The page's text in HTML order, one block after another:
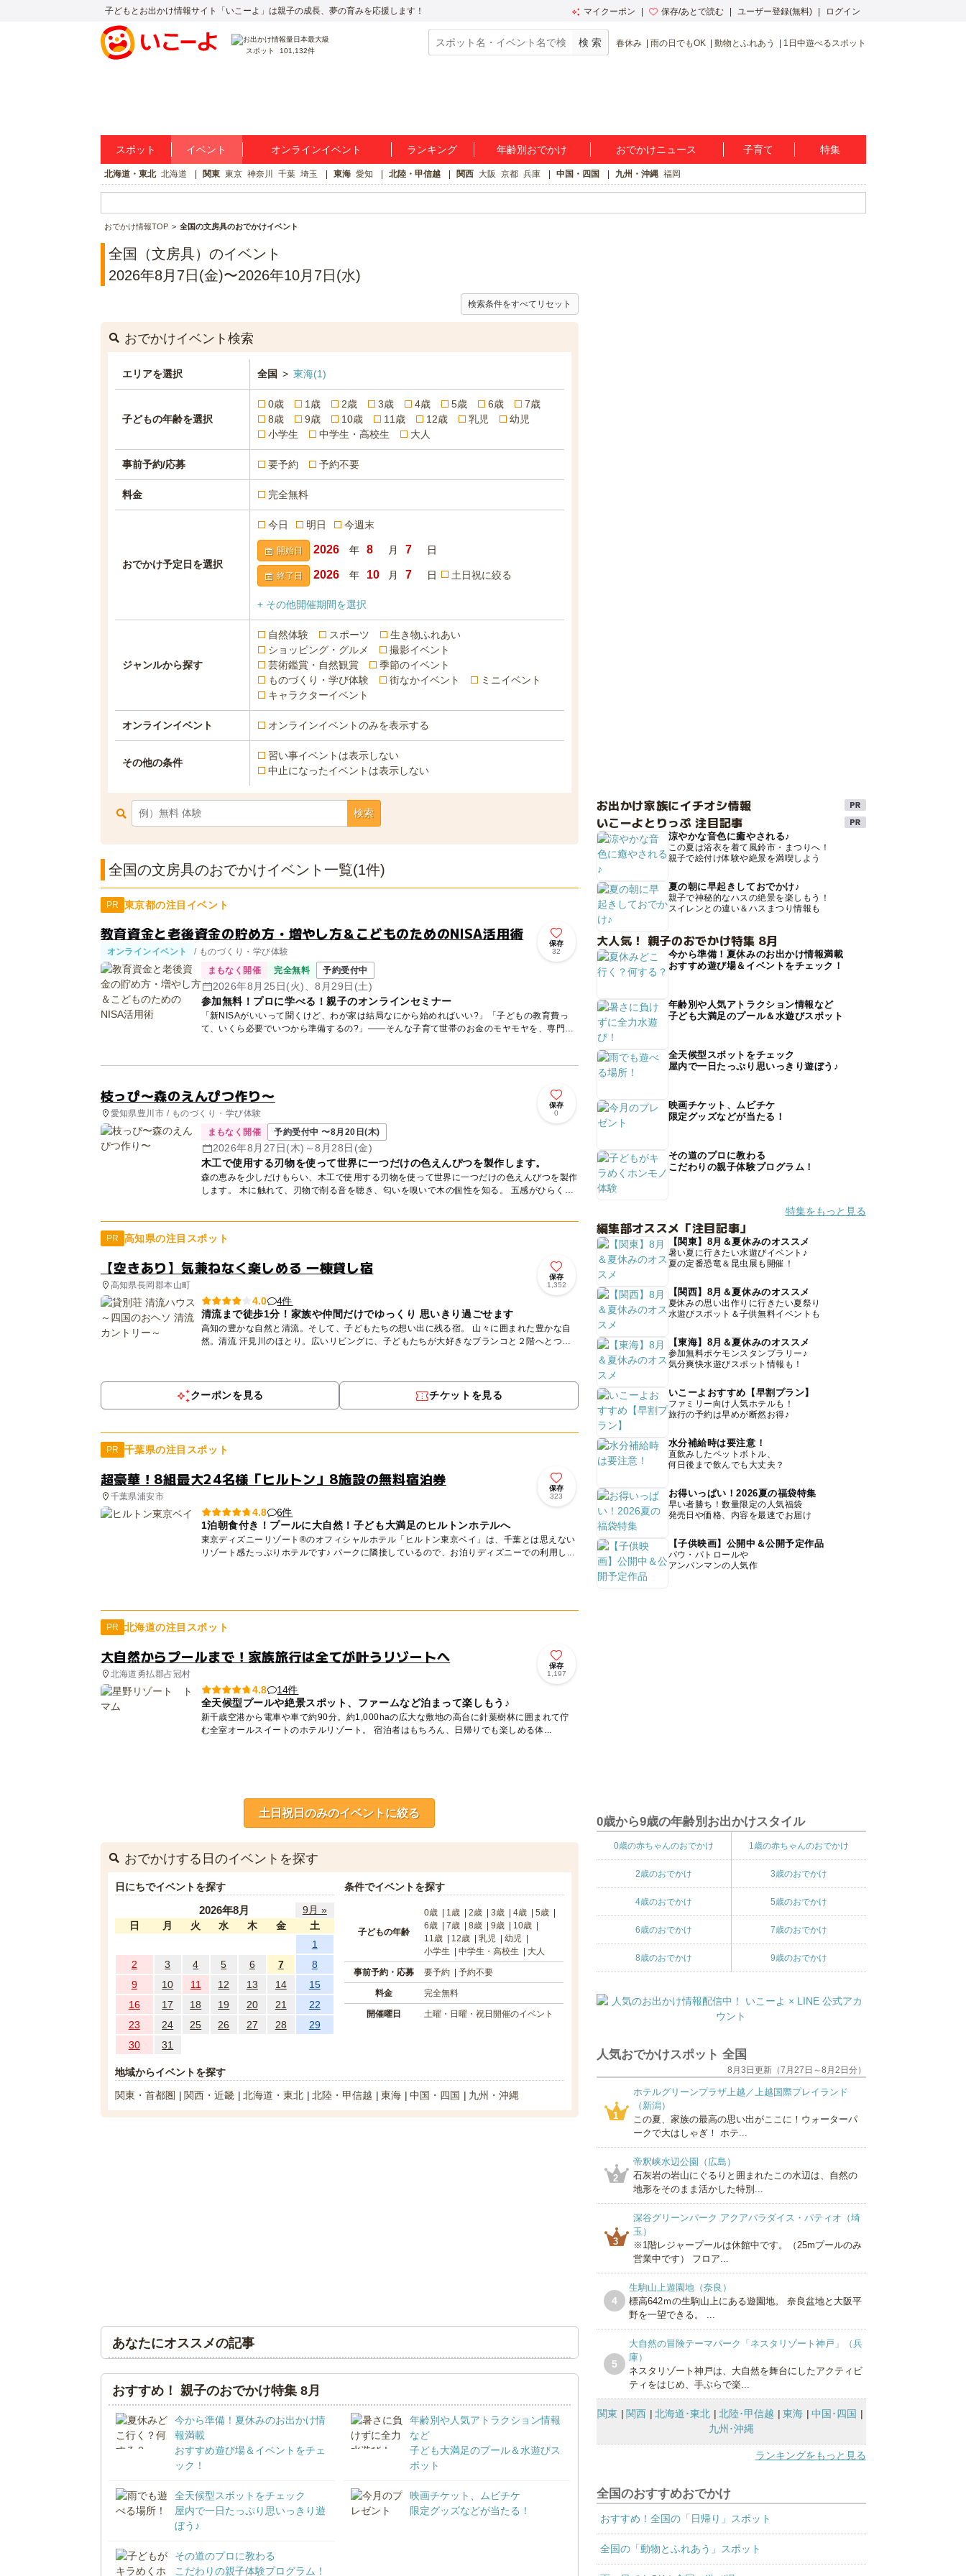
子どもとお出かけ情報サイト「いこーよ」は親子の成長、夢の育みを応援します！ マイクーポン 保存/あとで読む ユーザー登録(無料) ログイン
スポット 101,132件
春休み 雨の日でもOK 動物とふれあう 1日中遊べるスポット
スポット イベント オンラインイベント ランキング 年齢別おでかけ おでかけニュース 子育て 特集
北海道・東北 北海道 関東 東京 神奈川 千葉 埼玉 東海 愛知 北陸・甲信越 関西 大阪 京都 兵庫 中国・四国 九州・沖縄 福岡
おでかけ情報TOP 全国の文房具のおでかけイベント
全国（文房具）のイベント
2026年8月7日(金)〜2026年10月7日(水)
検索条件をすべてリセット
おでかけイベント検索
エリアを選択 全国 > 東海(1)
子どもの年齢を選択
0歳 1歳 2歳 3歳 4歳 5歳 6歳
7歳
8歳
9歳 10歳 11歳 12歳 乳児
幼児
小学生
中学生・高校生 大人
事前予約/応募 要予約 予約不要
料金 完全無料
おでかけ予定日を選択
今日 明日 今週末
開始日 年 月 日
終了日 年 月 日 土日祝に絞る
+ その他開催期間を選択
ジャンルから探す
自然体験 スポーツ
生き物ふれあい
ショッピング・グルメ
撮影イベント
芸術鑑賞・自然観賞
季節のイベント
ものづくり・学び体験
街なかイベント
ミニイベント
キャラクターイベント
オンラインイベント オンラインイベントのみを表示する
その他の条件
習い事イベントは表示しない
中止になったイベントは表示しない
検索
全国の文房具のおでかけイベント一覧(1件)
PR 東京都の注目イベント
教育資金と老後資金の貯め方・増やし方＆こどものためのNISA活用術
オンラインイベント / ものづくり・学び体験
保存
32
まもなく開催 完全無料 予約受付中
2026年8月25日(火)、8月29日(土)
参加無料！プロに学べる！親子のオンラインセミナー
「新NISAがいいって聞くけど、わが家は結局なにから始めればいい?」「子どもの教育費っ
て、いくら必要でいつから準備するの?」——そんな子育て世帯のお金のモヤモヤを、専門の
枝っぴ〜森のえんぴつ作り〜
愛知県豊川市 / ものづくり・学び体験
保存
0
まもなく開催 予約受付中 〜8月20日(木)
2026年8月27日(木)～8月28日(金)
木工で使用する刃物を使って世界に一つだけの色えんぴつを製作します。
森の恵みを少しだけもらい、木工で使用する刃物を使って世界に一つだけの色えんぴつを製作
します。 木に触れて、刃物で削る音を聴き、匂いを嗅いで木の個性を知る。 五感がひらく
PR 高知県の注目スポット
【空きあり】気兼ねなく楽しめる 一棟貸し宿
高知県長岡郡本山町
保存
1,352
4.0
4件
清流まで徒歩1分！家族や仲間だけでゆっくり 思いきり過ごせます
高知の豊かな自然と清流。そして、子どもたちの想い出に残る宿。 山々に囲まれた豊かな自
然。清流 汗見川のほとり。広いリビングに、子どもたちが大好きなブランコと２階へとつ
クーポンを見る チケットを見る
PR 千葉県の注目スポット
超豪華！8組最大24名様「ヒルトン」8施設の無料宿泊券
千葉県浦安市
保存
323
4.8
6件
1泊朝食付き！プールに大自然！子ども大満足のヒルトンホテルへ
東京ディズニーリゾート®のオフィシャルホテル「ヒルトン東京ベイ」は、千葉とは思えない
リゾート感たっぷりホテルです♪ パークに隣接しているので、お泊りディズニーでの利用し...
PR 北海道の注目スポット
大自然からプールまで！家族旅行は全てが叶うリゾートへ
北海道勇払郡占冠村
保存
1,197
4.8
14件
全天候型プールや絶景スポット、ファームなど泊まって楽しもう♪
新千歳空港から電車や車で約90分。約1,000haの広大な敷地の高台に針葉樹林に囲まれて佇
む全室オールスイートのホテルリゾート。 宿泊者はもちろん、日帰りでも楽しめる体...
土日祝日のみのイベントに絞る
おでかけする日のイベントを探す
日にちでイベントを探す
2026年8月
9月 »
日
月 火 水 木 金
土
1
2
3 4 5 6 7
8
9
10 11 12 13 14
15
16
17 18 19 20 21
22
23
24 25 26 27 28
29
30
31
条件でイベントを探す
子どもの年齢
0歳 1歳 2歳 3歳 4歳
5歳
6歳
7歳 8歳 9歳
10歳
11歳
12歳 乳児
幼児
小学生
中学生・高校生 大人
事前予約・応募 要予約 予約不要
料金 完全無料
開催曜日 土曜・日曜・祝日開催のイベント
地域からイベントを探す
関東・首都圏
関西・近畿 北海道・東北 北陸・甲信越 東海 中国・四国 九州・沖縄
あなたにオススメの記事
おすすめ！ 親子のおでかけ特集 8月
今から準備！夏休みのお出かけ情
報満載
おすすめ遊び場＆イベントをチェ
ック！
年齢別や人気アトラクション情報
など
子ども大満足のプール＆水遊びス
ポット
全天候型スポットをチェック
屋内で一日たっぷり思いっきり遊
ぼう♪
映画チケット、ムビチケ
限定グッズなどが当たる！
その道のプロに教わる
こだわりの親子体験プログラム！
お出かけ家族にイチオシ情報
いこーよとりっぷ 注目記事
涼やかな音色に癒やされる♪
この夏は浴衣を着て風鈴市・まつりへ！
親子で絵付け体験や絶景を満喫しよう
夏の朝に早起きしておでかけ♪
親子で神秘的なハスの絶景を楽しもう！
スイレンとの違い＆ハスまつり情報も
大人気！ 親子のおでかけ特集 8月
今から準備！夏休みのお出かけ情報満載
おすすめ遊び場＆イベントをチェック！
年齢別や人気アトラクション情報など
子ども大満足のプール＆水遊びスポット
全天候型スポットをチェック
屋内で一日たっぷり思いっきり遊ぼう♪
映画チケット、ムビチケ
限定グッズなどが当たる！
その道のプロに教わる
こだわりの親子体験プログラム！
特集をもっと見る
編集部オススメ「注目記事」
【関東】8月＆夏休みのオススメ
暑い夏に行きたい水遊びイベント♪
夏の定番恐竜＆昆虫展も開催！
【関西】8月＆夏休みのオススメ
夏休みの思い出作りに行きたい夏祭り
水遊びスポット＆子供無料イベントも
【東海】8月＆夏休みのオススメ
参加無料ポケモンスタンプラリー♪
気分爽快水遊びスポット情報も！
いこーよおすすめ【早割プラン】
ファミリー向け人気ホテルも！
旅行の予約は早めが断然お得♪
水分補給時は要注意！
直飲みしたペットボトル、
何日後まで飲んでも大丈夫？
お得いっぱい！2026夏の福袋特集
早い者勝ち！数量限定の人気福袋
発売日や価格、内容を最速でお届け
【子供映画】公開中＆公開予定作品
パウ・パトロールや
アンパンマンの人気作
0歳から9歳の年齢別お出かけスタイル
0歳の赤ちゃんのおでかけ 1歳の赤ちゃんのおでかけ
2歳のおでかけ 3歳のおでかけ
4歳のおでかけ 5歳のおでかけ
6歳のおでかけ 7歳のおでかけ
8歳のおでかけ 9歳のおでかけ
人気おでかけスポット 全国
8月3日更新（7月27日～8月2日分）
1
ホテルグリーンプラザ上越／上越国際プレイランド
（新潟）
この夏、家族の最高の思い出がここに！ウォーターパ
ークで大はしゃぎ！ ホテ...
2
帝釈峡水辺公園（広島）
石灰岩の岩山にぐるりと囲まれたこの水辺は、自然の
地形をそのまま活かした特別...
3
深谷グリーンパーク アクアパラダイス・パティオ（埼
玉）
※1階レジャープールは休館中です。（25mプールのみ
営業中です） フロア...
4
生駒山上遊園地（奈良）
標高642ｍの生駒山上にある遊園地。 奈良盆地と大阪平
野を一望できる。 ...
5
大自然の冒険テーマパーク「ネスタリゾート神戸」（兵
庫）
ネスタリゾート神戸は、大自然を舞台にしたアクティビ
ティをはじめ、手ぶらで楽...
関東 関西 北海道･東北 北陸･甲信越 東海
中国･四国
九州･沖縄
ランキングをもっと見る
全国のおすすめおでかけ
おすすめ！全国の「日帰り」スポット
全国の「動物とふれあう」スポット